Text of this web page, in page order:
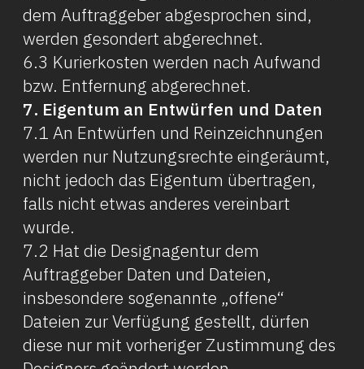
dem Auftraggeber abgesprochen sind,
werden gesondert abgerechnet.
6.3 Kurierkosten werden nach Aufwand
bzw. Entfernung abgerechnet.
7. Eigentum an Entwürfen und Daten
7.1 An Entwürfen und Reinzeichnungen
werden nur Nutzungsrechte eingeräumt,
nicht jedoch das Eigentum übertragen,
falls nicht etwas anderes vereinbart
wurde.
7.2 Hat die Designagentur dem
Auftraggeber Daten und Dateien,
insbesondere sogenannte „offene“
Dateien zur Verfügung gestellt, dürfen
diese nur mit vorheriger Zustimmung des